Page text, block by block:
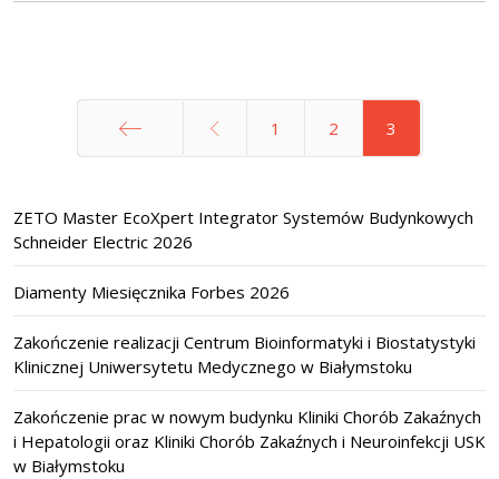
1 2 3
ZETO Master EcoXpert Integrator Systemów Budynkowych
Schneider Electric 2026
Diamenty Miesięcznika Forbes 2026
Zakończenie realizacji Centrum Bioinformatyki i Biostatystyki
Klinicznej Uniwersytetu Medycznego w Białymstoku
Zakończenie prac w nowym budynku Kliniki Chorób Zakaźnych
i Hepatologii oraz Kliniki Chorób Zakaźnych i Neuroinfekcji USK
w Białymstoku